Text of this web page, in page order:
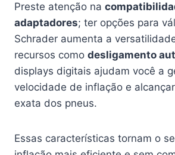
Preste atenção na
adaptadores; ter opções para
Schrader aumenta a
recursos como desligamento
displays digitais ajudam você a
velocidade de inflação e
exata dos pneus.
Essas características tornam o